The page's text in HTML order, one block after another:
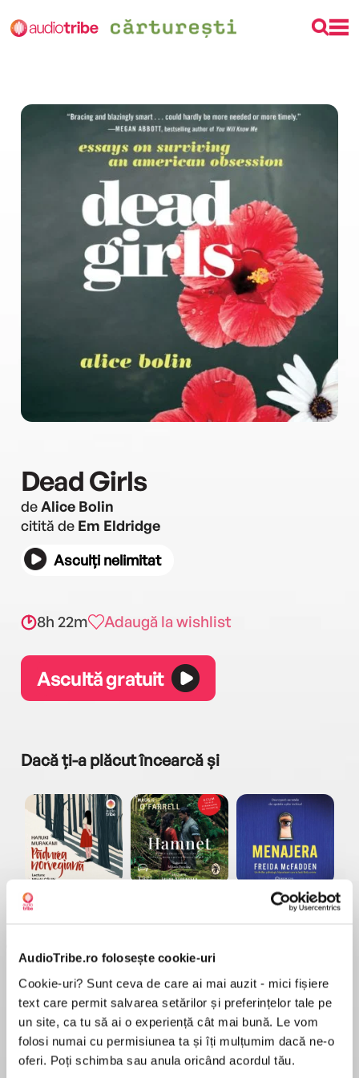
AudioTribe.ro folosește cookie-uri
Cookie-uri? Sunt ceva de care ai mai auzit - mici fișiere
text care permit salvarea setărilor și preferințelor tale pe
un site, ca tu să ai o experiență cât mai bună. Le vom
folosi numai cu permisiunea ta și îți mulțumim dacă ne-o
oferi. Poți schimba sau anula oricând acordul tău.
Dead Girls
deAlice Bolin
citită de Em Eldridge
Asculți nelimitat
8h 22m Adaugă la wishlist
Ascultă gratuit
Dacă ți-a plăcut încearcă și
Pădurea norvegiană
Elita de Argint (Elita
de...
Dani Francis
Diavolul se îmbracă de
la...
Lauren Weisberger
Menajera
Freida McFadden
Migdală
Sohn Won-pyung